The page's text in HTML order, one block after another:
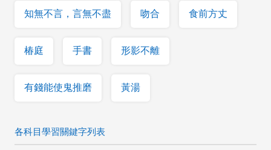
知無不言，言無不盡 吻合 食前方丈
椿庭 手書 形影不離
有錢能使鬼推磨 黃湯
各科目學習關鍵字列表